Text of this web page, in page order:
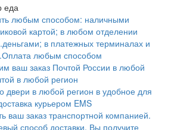
еда
любым способом: наличными
картой; в любом отделении
в платежных терминалах и
Оплата любым способом
ваш заказ Почтой России в любой
в любой регион
двери в любой регион в удобное для
курьером EMS
ваш заказ транспортной компанией.
способ доставки. Вы получите